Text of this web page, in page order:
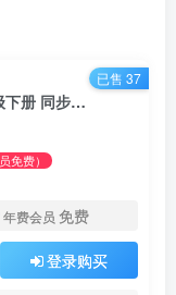
同桌100学习网 北师大版 小学英语四年级下册 同步教学视频 王新芳 百度网盘下载
免费）
年费会员 免费
登录购买
已售 37